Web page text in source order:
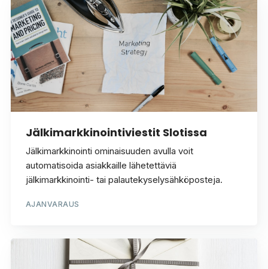
Jälkimarkkinointiviestit Slotissa
Jälkimarkkinointi ominaisuuden avulla voit
automatisoida asiakkaille lähetettäviä
jälkimarkkinointi- tai palautekyselysähköposteja.
AJANVARAUS